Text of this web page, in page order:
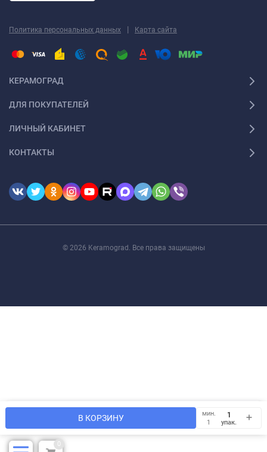
В КОРЗИНУ
мин.
1
упак.
Политика персональных данных | Карта сайта
КЕРАМОГРАД
ДЛЯ ПОКУПАТЕЛЕЙ
ЛИЧНЫЙ КАБИНЕТ
КОНТАКТЫ
© 2026 Keramograd. Все права защищены
0
Мы используем файлы cookie, чтобы сайт был лучше для
OK